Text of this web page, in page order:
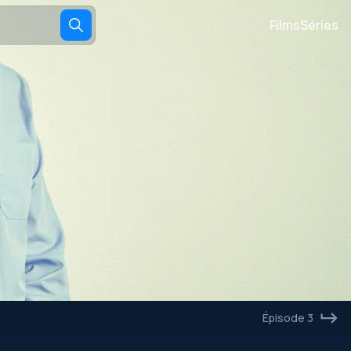
FilmsSéries
Épisode 3